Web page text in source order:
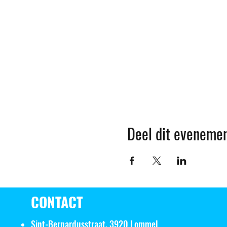
Deel dit
CONTACT
Sint-Bernardusstraat, 3920 Lommel